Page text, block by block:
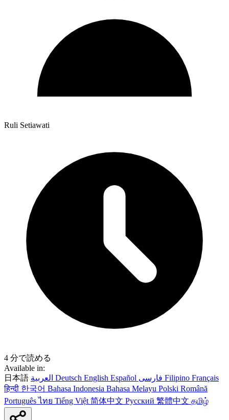
Ruli Setiawati
4 分で読める
Available in:
日本語
Deutsch English Español Filipino Français
हिन्दी 한국어 Bahasa Indonesia Bahasa Melayu Polski Română
Portuguêsไทย Tiếng Việt 简体中文 Русский 繁體中文 தமிழ்